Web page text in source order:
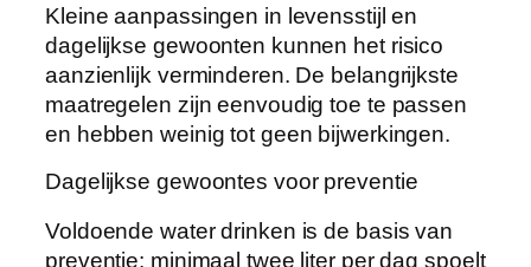
Kleine aanpassingen in levensstijl en
dagelijkse gewoonten kunnen het risico
aanzienlijk verminderen. De belangrijkste
maatregelen zijn eenvoudig toe te passen
en hebben weinig tot geen bijwerkingen.
Dagelijkse gewoontes voor preventie
Voldoende water drinken is de basis van
preventie: minimaal twee liter per dag spoelt